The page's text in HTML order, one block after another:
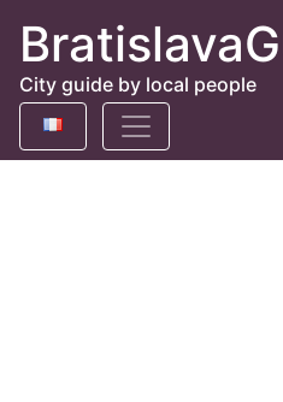
City guide by local people